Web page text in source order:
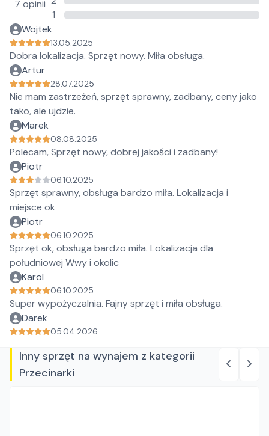
7 opinii
1
Wojtek
13.05.2025
Dobra lokalizacja. Sprzęt nowy. Miła obsługa.
Artur
28.07.2025
Nie mam zastrzeżeń, sprzęt sprawny, zadbany, ceny jako
tako, ale ujdzie.
Marek
08.08.2025
Polecam, Sprzęt nowy, dobrej jakości i zadbany!
Piotr
06.10.2025
Sprzęt sprawny, obsługa bardzo miła. Lokalizacja i
miejsce ok
Piotr
06.10.2025
Sprzęt ok, obsługa bardzo miła. Lokalizacja dla
południowej Wwy i okolic
Karol
06.10.2025
Super wypożyczalnia. Fajny sprzęt i miła obsługa.
Darek
05.04.2026
Inny sprzęt na wynajem z kategorii
Przecinarki